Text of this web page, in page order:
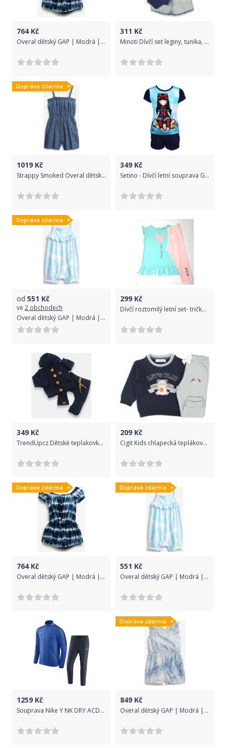
764Kč
Overal dětský GAP | Modrá | Dívčí | L
311 Kč
Minoti Dívčí set leginy, tunika, Minoti, coast 3, modrá - 122/128
Doprava zdarma
1019 Kč
Strappy Smoked Overal dětský GAP | Modrá | Dívčí | L
349 Kč
Setino - Dívčí letní souprava Gorjuss Santoro London - vel. 104
Doprava zdarma
od 551 Kč
ve 2 obchodech
Overal dětský GAP | Modrá | Dívčí | 18-24 měsíců
299 Kč
Dívčí roztomilý letní set- tričko a legíny KASHAMIDA - 86-92/Tyrkysová/100% Bavlna
349 Kč
TrendUpcz Dětské teplakovky Bahar, námořnícká modrá Velikost: 74
209 Kč
Cigit Kids chlapecká tepláková souprava Medvídek 98
Doprava zdarma
764Kč
Overal dětský GAP | Modrá | Dívčí | XS
Doprava zdarma
551 Kč
Overal dětský GAP | Modrá | Dívčí | 12-18 měsíců
1259 Kč
Souprava Nike Y NK DRY ACDMY18 TRK SUIT W 893805-463 Velikost XS
Doprava zdarma
849 Kč
Overal dětský GAP | Modrá | Dívčí | 12-18 měsíců